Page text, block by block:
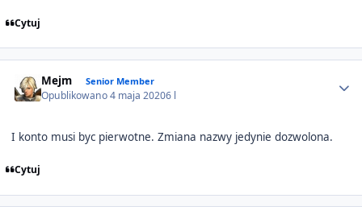
Cytuj
Mejm Senior Member
Opublikowano4 maja 20206 l
I konto musi byc pierwotne. Zmiana nazwy jedynie dozwolona.
Cytuj